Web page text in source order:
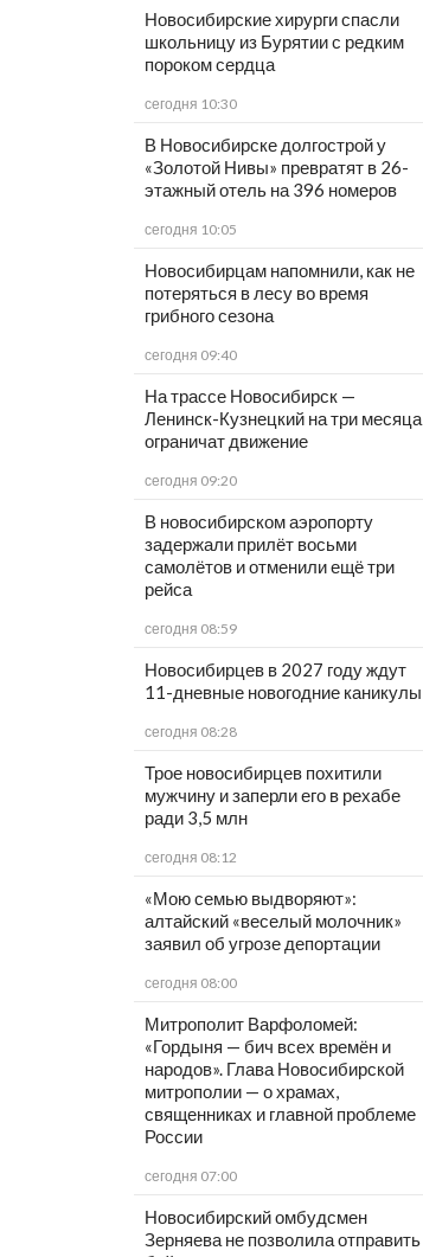
Новосибирские хирурги спасли
школьницу из Бурятии с редким
пороком сердца
сегодня 10:30
В Новосибирске долгострой у
«Золотой Нивы» превратят в 26-
этажный отель на 396 номеров
сегодня 10:05
Новосибирцам напомнили, как не
потеряться в лесу во время
грибного сезона
сегодня 09:40
На трассе Новосибирск —
Ленинск-Кузнецкий на три месяца
ограничат движение
сегодня 09:20
В новосибирском аэропорту
задержали прилёт восьми
самолётов и отменили ещё три
рейса
сегодня 08:59
Новосибирцев в 2027 году ждут
11-дневные новогодние каникулы
сегодня 08:28
Трое новосибирцев похитили
мужчину и заперли его в рехабе
ради 3,5 млн
сегодня 08:12
«Мою семью выдворяют»:
алтайский «веселый молочник»
заявил об угрозе депортации
сегодня 08:00
Митрополит Варфоломей:
«Гордыня — бич всех времён и
народов». Глава Новосибирской
митрополии — о храмах,
священниках и главной проблеме
России
сегодня 07:00
Новосибирский омбудсмен
Зерняева не позволила отправить